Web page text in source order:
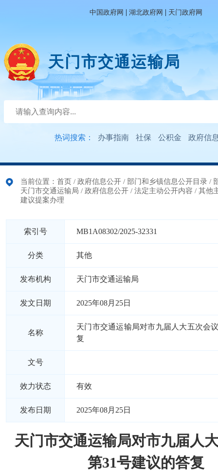
中国政府网 | 湖北政府网 | 天门政府网
天门市交通运输局
热词搜索： 办事指南 社保 公积金 政府信
当前位置： 首页 / 政府信息公开 / 部门和乡镇信息公开目录 /
天门市交通运输局 / 政府信息公开 / 法定主动公开内容 / 其他
建议提案办理
索引号 MB1A08302/2025-32331
分类 其他
发布机构 天门市交通运输局
发文日期 2025年08月25日
名称
天门市交通运输局对市九届人大五次会
复
文号
效力状态 有效
发布日期 2025年08月25日
天门市交通运输局对市九届人
第31号建议的答复